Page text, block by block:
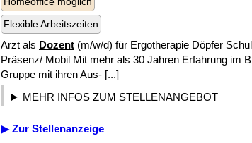
Flexible Arbeitszeiten
Arzt als Dozent (m/w/d) für Ergotherapie Döpfer
Präsenz/ Mobil Mit mehr als 30 Jahren Erfahrung im
Gruppe mit ihren Aus- [...]
MEHR INFOS ZUM STELLENANGEBOT
▶ Zur Stellenanzeige